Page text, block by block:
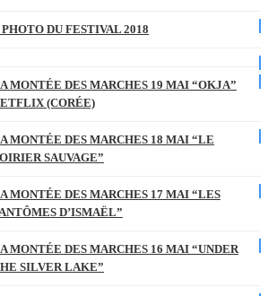
DU FESTIVAL 2018
MONTÉE DES MARCHES 19 MAI “OKJA”
(CORÉE)
MONTÉE DES MARCHES 18 MAI “LE
SAUVAGE”
MONTÉE DES MARCHES 17 MAI “LES
D’ISMAËL”
MONTÉE DES MARCHES 16 MAI “UNDER
SILVER LAKE”